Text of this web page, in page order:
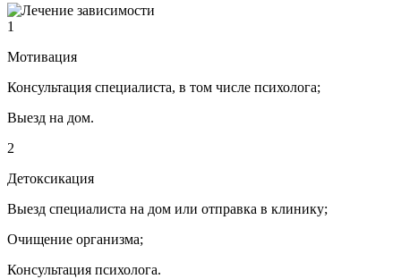
1
Мотивация
Консультация специалиста, в том числе психолога;
Выезд на дом.
2
Детоксикация
Выезд специалиста на дом или отправка в клинику;
Очищение организма;
Консультация психолога.